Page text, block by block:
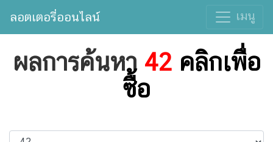
ลอตเตอรี่ออนไลน์ เมนู
ผลการค้นหา 42 คลิกเพื่อ
ซื้อ